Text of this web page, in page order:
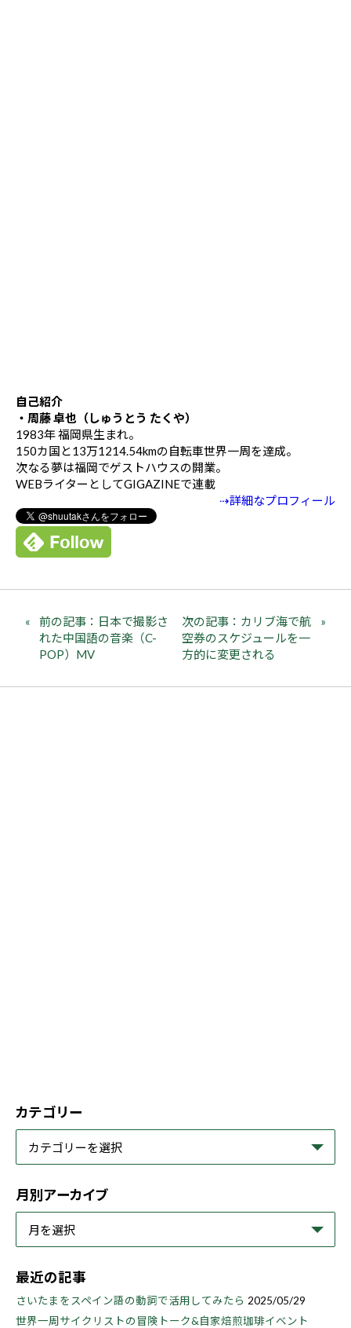
自己紹介
・周藤 卓也（しゅうとう たくや）
1983年 福岡県生まれ。
150カ国と13万1214.54kmの自転車世界一周を達成。
次なる夢は福岡でゲストハウスの開業。
WEBライターとしてGIGAZINEで連載
⇢詳細なプロフィール
前の記事：日本で撮影さ
れた中国語の音楽（C-
POP）MV
次の記事：カリブ海で航
空券のスケジュールを一
方的に変更される
カテゴリー
月別アーカイブ
最近の記事
さいたまをスペイン語の動詞で活用してみたら 2025/05/29
世界一周サイクリストの冒険トーク&自家焙煎珈琲イベント